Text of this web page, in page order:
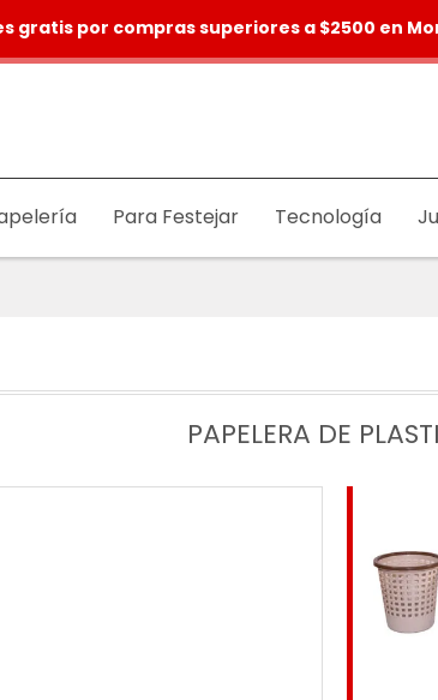
gratis por compras superiores a $2500 en
Para Festejar Tecnología
PAPELERA DE